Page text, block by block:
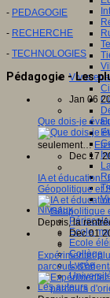
Vivre
Niveaux
Ecole
Ecole
Collège
Lycée
Les auteurs
- PEDAGOGIE
- RECHERCHE
- TECHNOLOGIES
Pédagogie - Les
Jan 06
Que dois-je
seulement… En
Dec 17
IA et éducation :
Géopolitique et
Depuis, la
Dec 01
Expérimenter
parcours